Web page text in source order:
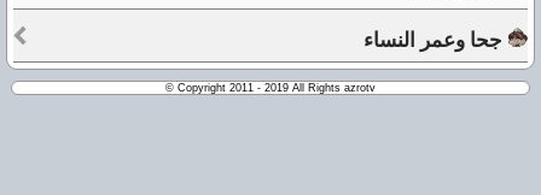
جحا وعمر النساء
© Copyright 2011 - 2019 All Rights azrotv